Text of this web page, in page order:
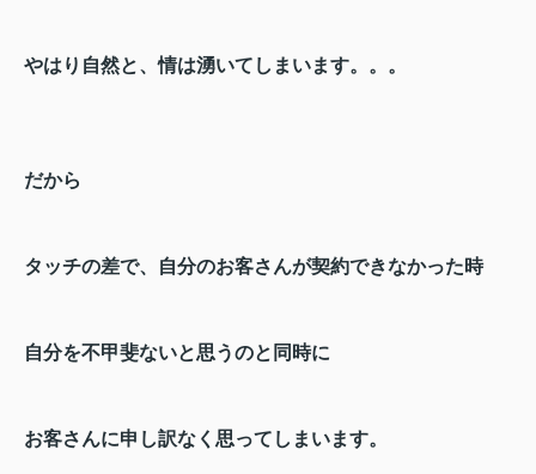
やはり自然と、情は湧いてしまいます。。。
だから
タッチの差で、自分のお客さんが契約できなかった時
自分を不甲斐ないと思うのと同時に
お客さんに申し訳なく思ってしまいます。